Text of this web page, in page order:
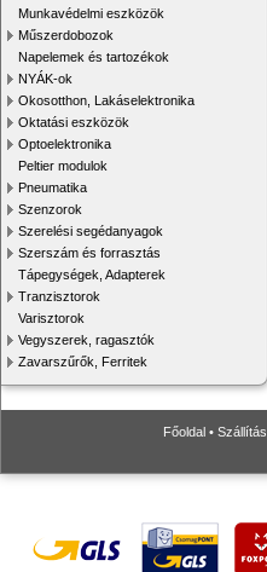
Munkavédelmi eszközök
Műszerdobozok
Napelemek és tartozékok
NYÁK-ok
Okosotthon, Lakáselektronika
Oktatási eszközök
Optoelektronika
Peltier modulok
Pneumatika
Szenzorok
Szerelési segédanyagok
Szerszám és forrasztás
Tápegységek, Adapterek
Tranzisztorok
Varisztorok
Vegyszerek, ragasztók
Zavarszűrők, Ferritek
Főoldal • Szállítás